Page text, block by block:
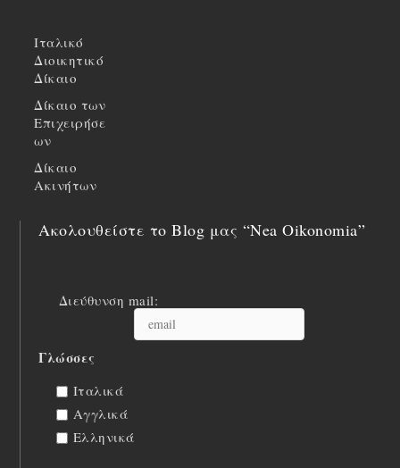
Ιταλικό
Διοικητικό
Δίκαιο
Δίκαιο των
Επιχειρήσε
ων
Δίκαιο
Ακινήτων
Ακολουθείστε το Blog μας “Nea Oikonomia”
Διεύθυνση mail:
Γλώσσες
Ιταλικά
Αγγλικά
Ελληνικά